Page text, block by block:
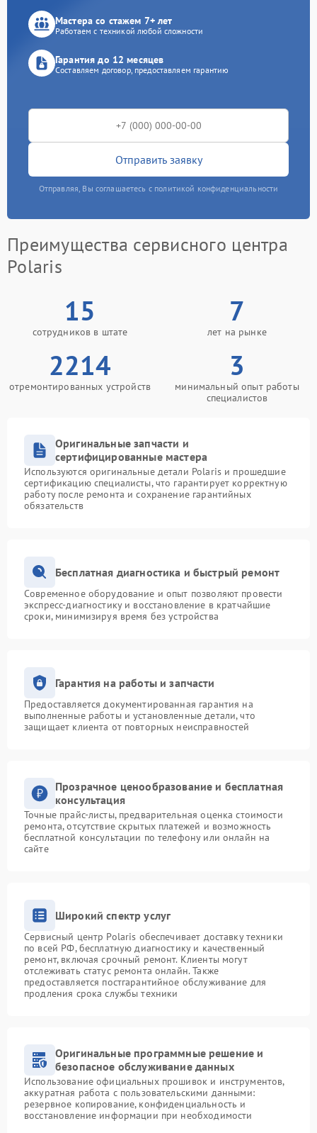
Мастера со стажем 7+ лет
Работаем с техникой любой сложности
Гарантия до 12 месяцев
Составляем договор, предоставляем гарантию
Отправить заявку
Отправляя, Вы соглашаетесь с политикой конфиденциальности
Преимущества сервисного центра
Polaris
15
сотрудников в штате
7
лет на рынке
2214
отремонтированных устройств
3
минимальный опыт работы
специалистов
Оригинальные запчасти и
сертифицированные мастера
Используются оригинальные детали Polaris и прошедшие
сертификацию специалисты, что гарантирует корректную
работу после ремонта и сохранение гарантийных
обязательств
Бесплатная диагностика и быстрый ремонт
Современное оборудование и опыт позволяют провести
экспресс-диагностику и восстановление в кратчайшие
сроки, минимизируя время без устройства
Гарантия на работы и запчасти
Предоставляется документированная гарантия на
выполненные работы и установленные детали, что
защищает клиента от повторных неисправностей
Прозрачное ценообразование и бесплатная
консультация
Точные прайс-листы, предварительная оценка стоимости
ремонта, отсутствие скрытых платежей и возможность
бесплатной консультации по телефону или онлайн на
сайте
Широкий спектр услуг
Сервисный центр Polaris обеспечивает доставку техники
по всей РФ, бесплатную диагностику и качественный
ремонт, включая срочный ремонт. Клиенты могут
отслеживать статус ремонта онлайн. Также
предоставляется постгарантийное обслуживание для
продления срока службы техники
Оригинальные программные решение и
безопасное обслуживание данных
Использование официальных прошивок и инструментов,
аккуратная работа с пользовательскими данными:
резервное копирование, конфиденциальность и
восстановление информации при необходимости